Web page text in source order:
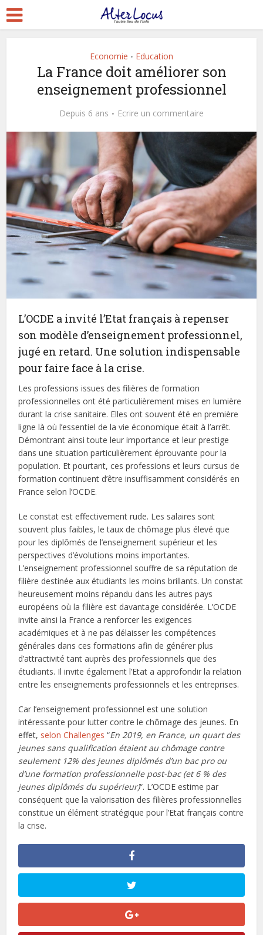
Economie • Education
La France doit améliorer son
enseignement professionnel
Depuis 6 ans Ecrire un commentaire
L’OCDE a invité l’Etat français à repenser
son modèle d’enseignement professionnel,
jugé en retard. Une solution indispensable
pour faire face à la crise.
Les professions issues des filières de formation
professionnelles ont été particulièrement mises en lumière
durant la crise sanitaire. Elles ont souvent été en première
ligne là où l’essentiel de la vie économique était à l’arrêt.
Démontrant ainsi toute leur importance et leur prestige
dans une situation particulièrement éprouvante pour la
population. Et pourtant, ces professions et leurs cursus de
formation continuent d’être insuffisamment considérés en
France selon l’OCDE.
Le constat est effectivement rude. Les salaires sont
souvent plus faibles, le taux de chômage plus élevé que
pour les diplômés de l’enseignement supérieur et les
perspectives d’évolutions moins importantes.
L’enseignement professionnel souffre de sa réputation de
filière destinée aux étudiants les moins brillants. Un constat
heureusement moins répandu dans les autres pays
européens où la filière est davantage considérée. L’OCDE
invite ainsi la France a renforcer les exigences
académiques et à ne pas délaisser les compétences
générales dans ces formations afin de générer plus
d’attractivité tant auprès des professionnels que des
étudiants. Il invite également l’Etat a approfondir la relation
entre les enseignements professionnels et les entreprises.
Car l’enseignement professionnel est une solution
intéressante pour lutter contre le chômage des jeunes. En
effet, selon Challenges “En 2019, en France, un quart des
jeunes sans qualification étaient au chômage contre
seulement 12% des jeunes diplômés d’un bac pro ou
d’une formation professionnelle post-bac (et 6 % des
jeunes diplômés du supérieur)“. L’OCDE estime par
conséquent que la valorisation des filières professionnelles
constitue un élément stratégique pour l’Etat français contre
la crise.